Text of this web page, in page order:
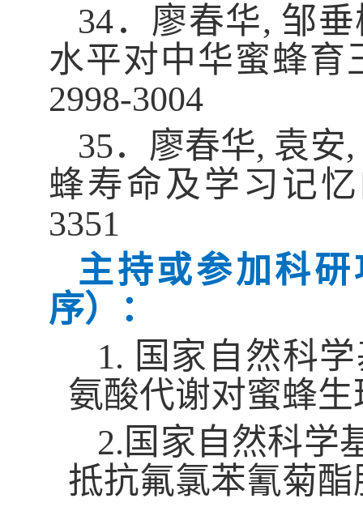
34． 廖春华, 邹
水平对中华蜜蜂育
2998-3004
35． 廖春华, 袁
蜂寿命及学习记忆
3351
主持或参加科
序）：
1. 国家自然科
氨酸代谢对蜜蜂生
2.国家自然科
抵抗氟氯苯氰菊酯